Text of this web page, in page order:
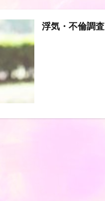
浮気・不倫調査